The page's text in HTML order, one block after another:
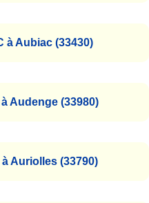
à Aubiac (33430)
Audenge (33980)
Auriolles (33790)